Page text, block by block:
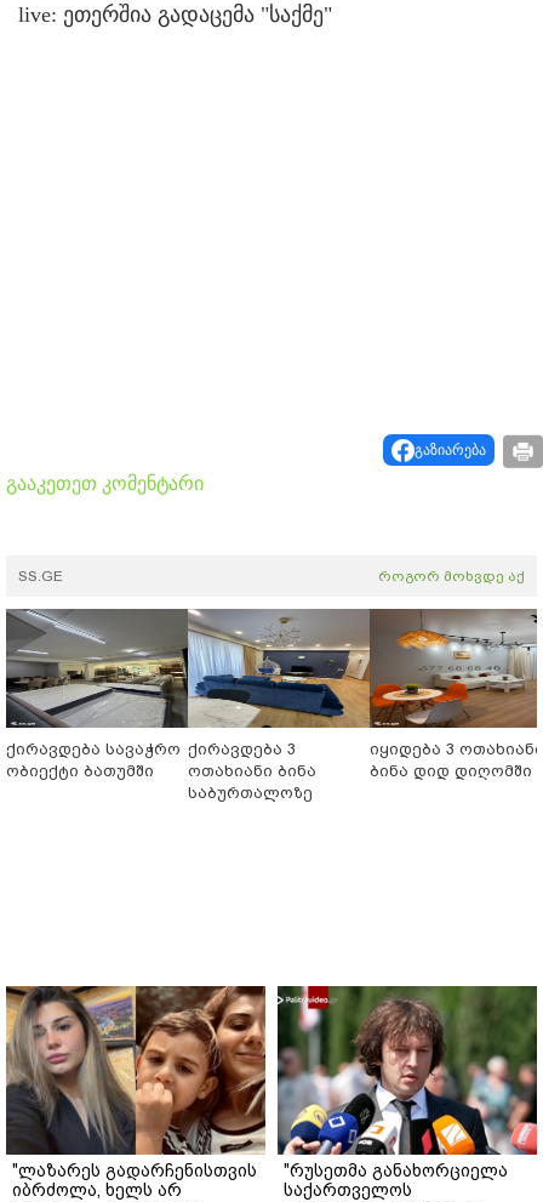
live: ეთერშია გადაცემა "საქმე"
გაზიარება
გააკეთეთ კომენტარი
SS.GE როგორ მოხვდე აქ
ქირავდება სავაჭრო
ობიექტი ბათუმში
ქირავდება 3
ოთახიანი ბინა
საბურთალოზე
იყიდება 3 ოთახიანი
ბინა დიდ დიღომში
"ლაზარეს გადარჩენისთვის
იბრძოლა, ხელს არ
"რუსეთმა განახორციელა
საქართველოს